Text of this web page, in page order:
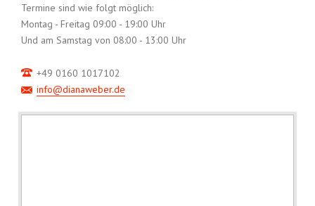
Termine sind wie folgt möglich:
Montag - Freitag 09:00 - 19:00 Uhr
Und am Samstag von 08:00 - 13:00 Uhr
+49 0160 1017102
info@dianaweber.de